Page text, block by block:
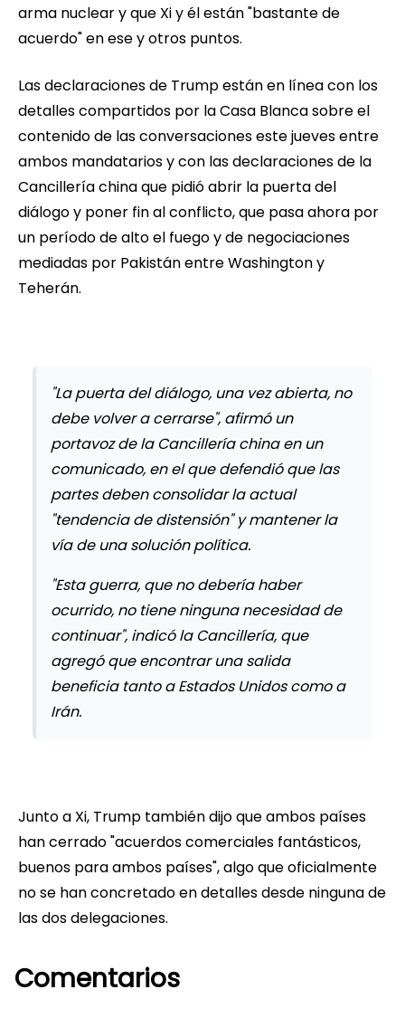
arma nuclear y que Xi y él están "bastante de
acuerdo" en ese y otros puntos.
Las declaraciones de Trump están en línea con los
detalles compartidos por la Casa Blanca sobre el
contenido de las conversaciones este jueves entre
ambos mandatarios y con las declaraciones de la
Cancillería china que pidió abrir la puerta del
diálogo y poner fin al conflicto, que pasa ahora por
un período de alto el fuego y de negociaciones
mediadas por Pakistán entre Washington y
Teherán.
"La puerta del diálogo, una vez abierta, no
debe volver a cerrarse", afirmó un
portavoz de la Cancillería china en un
comunicado, en el que defendió que las
partes deben consolidar la actual
"tendencia de distensión" y mantener la
vía de una solución política.
"Esta guerra, que no debería haber
ocurrido, no tiene ninguna necesidad de
continuar", indicó la Cancillería, que
agregó que encontrar una salida
beneficia tanto a Estados Unidos como a
Irán.
Junto a Xi, Trump también dijo que ambos países
han cerrado "acuerdos comerciales fantásticos,
buenos para ambos países", algo que oficialmente
no se han concretado en detalles desde ninguna de
las dos delegaciones.
Comentarios